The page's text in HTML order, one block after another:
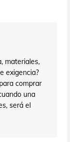
materiales,
exigencia?
comprar
una
será el